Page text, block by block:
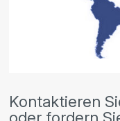
Kontaktieren
oder fordern